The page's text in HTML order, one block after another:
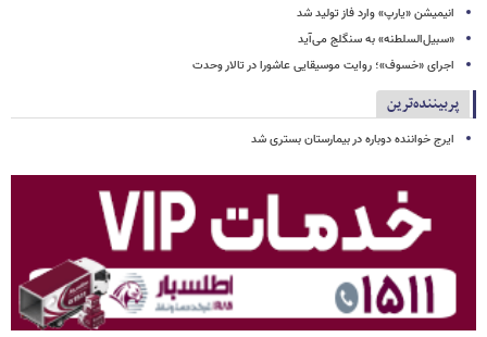
انیمیشن «یارپ» وارد فاز تولید شد
«سبیل‌السلطنه» به سنگلج می‌آید
اجرای «خسوف»؛ روایت موسیقایی عاشورا در تالار وحدت
پربیننده‌ترین
ایرج خواننده دوباره در بیمارستان بستری شد